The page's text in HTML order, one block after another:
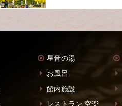
星音の湯
お風呂
館内施設
レストラン 空楽